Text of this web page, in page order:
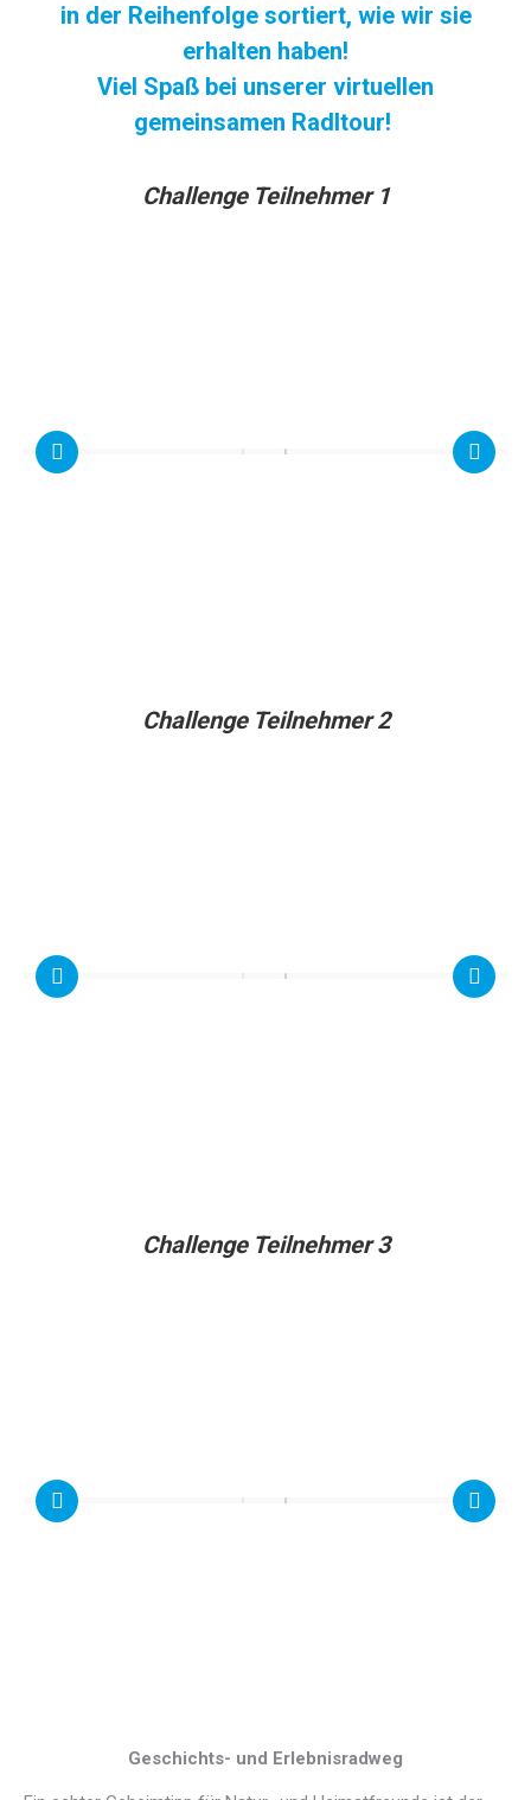
in der Reihenfolge sortiert, wie wir sie
erhalten haben!
Viel Spaß bei unserer virtuellen
gemeinsamen Radltour!
Challenge Teilnehmer 1
Challenge Teilnehmer 2
Challenge Teilnehmer 3
Geschichts- und Erlebnisradweg